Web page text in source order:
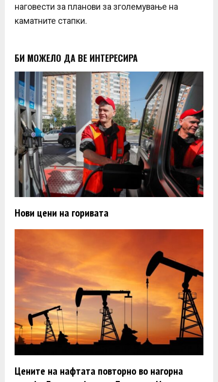
наговести за планови за зголемување на
каматните стапки.
БИ МОЖЕЛО ДА ВЕ ИНТЕРЕСИРА
Нови цени на горивата
Цените на нафтата повторно во нагорна